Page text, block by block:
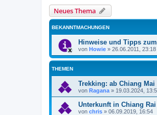
Neues Thema
BEKANNTMACHUNGEN
Hinweise und Tipps
von Howie » 26.06.2011, 23:18
THEMEN
Trekking: ab Chiang
von Ragana » 19.03.2024,
Unterkunft in Chiang Rai
von chris » 06.09.2019, 16:54